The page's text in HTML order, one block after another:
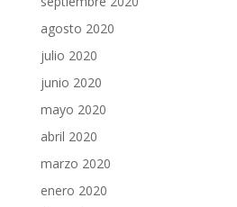
agosto 2020
julio 2020
junio 2020
mayo 2020
abril 2020
marzo 2020
enero 2020